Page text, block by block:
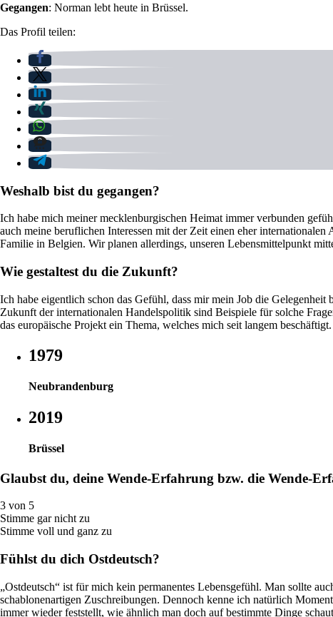
Gegangen: Norman lebt heute in Brüssel.
Das Profil teilen:
Weshalb bist du gegangen?
Ich habe mich meiner mecklenburgischen Heimat immer verbunden
auch meine beruflichen Interessen mit der Zeit einen eher
Familie in Belgien. Wir planen allerdings, unseren Lebensmittelpunkt
Wie gestaltest du die Zukunft?
Ich habe eigentlich schon das Gefühl, dass mir mein Job die
Zukunft der internationalen Handelspolitik sind Beispiele für solche
das europäische Projekt ein Thema, welches mich seit langem
1979
Neubrandenburg
2019
Brüssel
Glaubst du, deine Wende-Erfahrung bzw. die Wende-
3 von 5
Stimme gar nicht zu
Stimme voll und ganz zu
Fühlst du dich Ostdeutsch?
„Ostdeutsch“ ist für mich kein permanentes Lebensgefühl. Man sollte
schablonenartigen Zuschreibungen. Dennoch kenne ich natürlich
immer wieder feststellt, wie ähnlich man doch auf bestimmte Dinge